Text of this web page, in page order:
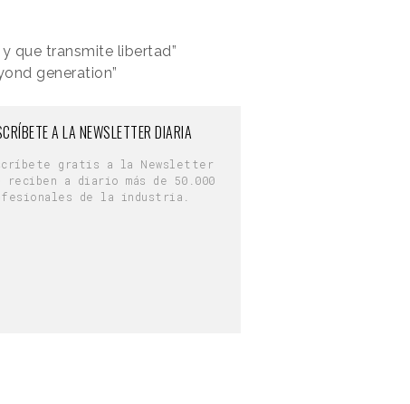
que transmite libertad”
generation”
A LA NEWSLETTER DIARIA
gratis a la Newsletter
reciben a diario más de 50.000
de la industria.